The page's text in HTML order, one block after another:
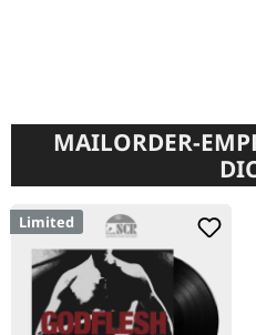
MAILORDER-
Limited